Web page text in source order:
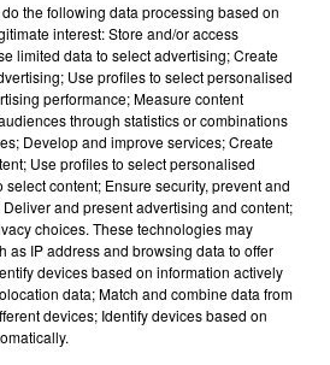
24 sec)
du Tarn nord
do the following data processing based on
interest: Store and/or access
limited data to select advertising; Create
Use profiles to select personalised
performance; Measure content
through statistics or combinations
Develop and improve services; Create
Use profiles to select personalised
content; Ensure security, prevent and
and present advertising and content;
choices. These technologies may
as IP address and browsing data to offer
devices based on information actively
data; Match and combine data from
devices; Identify devices based on